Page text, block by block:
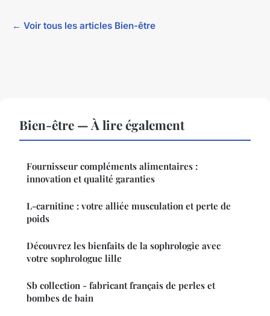
← Voir tous les articles Bien-être
Bien-être — À lire également
Fournisseur compléments alimentaires :
innovation et qualité garanties
L-carnitine : votre alliée musculation et perte de
poids
Découvrez les bienfaits de la sophrologie avec
votre sophrologue lille
Sb collection - fabricant français de perles et
bombes de bain